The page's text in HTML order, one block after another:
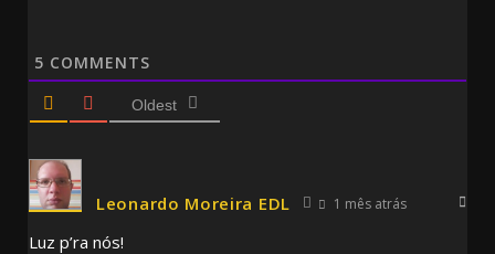
5 COMMENTS
Oldest
Leonardo Moreira EDL 1 mês atrás
Luz p’ra nós!